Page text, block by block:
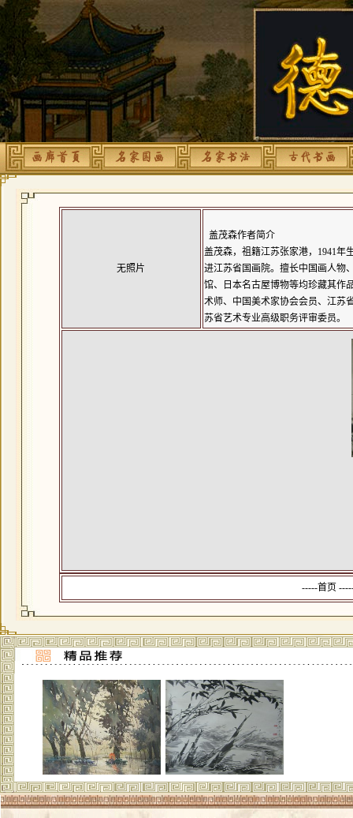
无照片
盖茂森作者简介
盖茂森，祖籍江苏张家港，1941年
进江苏省国画院。擅长中国画人物
馆、日本名古屋博物等均珍藏其作
术师、 中国美术家协会会员、江苏
苏省艺术专业高级职务评审委员。
-----首页